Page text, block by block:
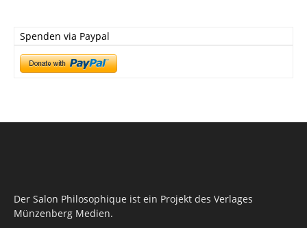
Spenden via Paypal
Der Salon Philosophique ist ein Projekt des Verlages
Münzenberg Medien.